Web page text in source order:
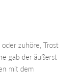
oder zuhöre, Trost
gab der äußerst
mit dem